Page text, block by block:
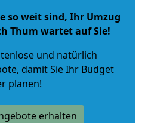
so weit sind, Ihr Umzug
Thum wartet auf Sie!
und natürlich
, damit Sie Ihr Budget
planen!
erhalten